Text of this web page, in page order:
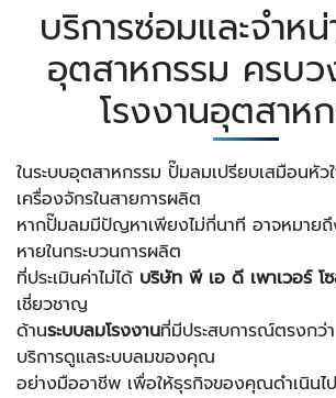
บริการซ่อมและจำห
อุตสาหกรรม ครบว
โรงงานอุตสาห
ในระบบอุตสาหกรรม ปั๊มลมเปรียบเสมือนหั
เครื่องจักรในสายการผลิต
หากปั๊มลมมีปัญหาเพียงไม่กี่นาที อาจหมายถึ
หายในกระบวนการผลิต
ที่ประเมินค่าไม่ได้ บริษัท พี เอ ดี เพาเวอร์ โ
เชี่ยวชาญ
ด้านระบบลมโรงงานที่มีประสบการณ์ตรงกว่
บริการดูแลระบบลมของคุณ
อย่างมืออาชีพ เพื่อให้ธุรกิจของคุณดำเนินไ